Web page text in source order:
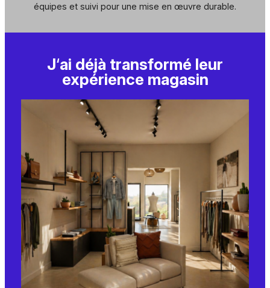
équipes et suivi pour une mise en œuvre durable.
J‘ai déjà transformé leur
expérience magasin